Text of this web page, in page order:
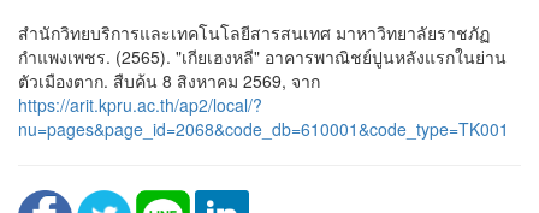
สำนักวิทยบริการและเทคโนโลยีสารสนเทศ มาหาวิทยาลัยราชภัฏ
กำแพงเพชร. (2565). "เกียเฮงหลี" อาคารพาณิชย์ปูนหลังแรกในย่าน
ตัวเมืองตาก. สืบค้น 8 สิงหาคม 2569, จาก
https://arit.kpru.ac.th/ap2/local/?
nu=pages&page_id=2068&code_db=610001&code_type=TK001